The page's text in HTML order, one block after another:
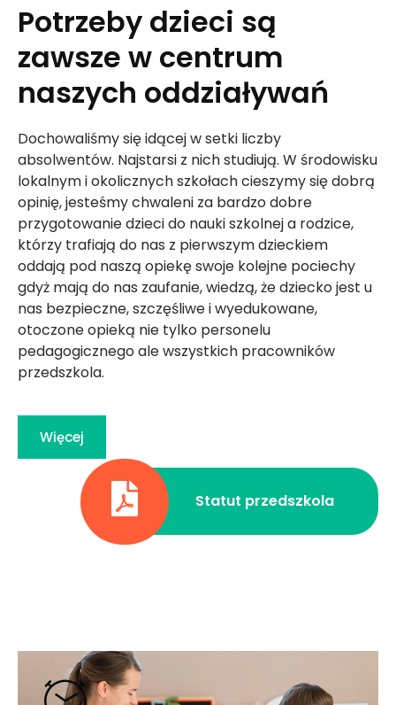
Potrzeby dzieci są
zawsze w centrum
naszych oddziaływań
Dochowaliśmy się idącej w setki liczby
absolwentów. Najstarsi z nich studiują. W środowisku
lokalnym i okolicznych szkołach cieszymy się dobrą
opinię, jesteśmy chwaleni za bardzo dobre
przygotowanie dzieci do nauki szkolnej a rodzice,
którzy trafiają do nas z pierwszym dzieckiem
oddają pod naszą opiekę swoje kolejne pociechy
gdyż mają do nas zaufanie, wiedzą, że dziecko jest u
nas bezpieczne, szczęśliwe i wyedukowane,
otoczone opieką nie tylko personelu
pedagogicznego ale wszystkich pracowników
przedszkola.
Więcej
Statut przedszkola